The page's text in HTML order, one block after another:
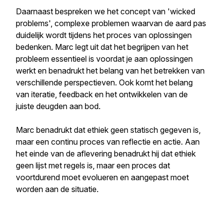
Daarnaast bespreken we het concept van 'wicked
problems', complexe problemen waarvan de aard pas
duidelijk wordt tijdens het proces van oplossingen
bedenken. Marc legt uit dat het begrijpen van het
probleem essentieel is voordat je aan oplossingen
werkt en benadrukt het belang van het betrekken van
verschillende perspectieven. Ook komt het belang
van iteratie, feedback en het ontwikkelen van de
juiste deugden aan bod.
Marc benadrukt dat ethiek geen statisch gegeven is,
maar een continu proces van reflectie en actie. Aan
het einde van de aflevering benadrukt hij dat ethiek
geen lijst met regels is, maar een proces dat
voortdurend moet evolueren en aangepast moet
worden aan de situatie.